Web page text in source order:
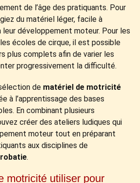
de l’âge des pratiquants. Pour
du matériel léger, facile à
développement moteur. Pour les
écoles de cirque, il est possible
plus complets afin de varier les
progressivement la difficulté.
de matériel de motricité
à l’apprentissage des bases
En combinant plusieurs
créer des ateliers ludiques qui
moteur tout en préparant
aux disciplines de
.
motricité utiliser pour